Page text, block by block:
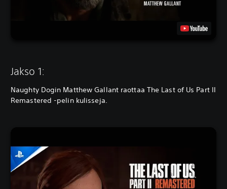
Jakso 1:
Naughty Dogin Matthew Gallant raottaa The Last of Us Part II
Remastered -pelin kulisseja.